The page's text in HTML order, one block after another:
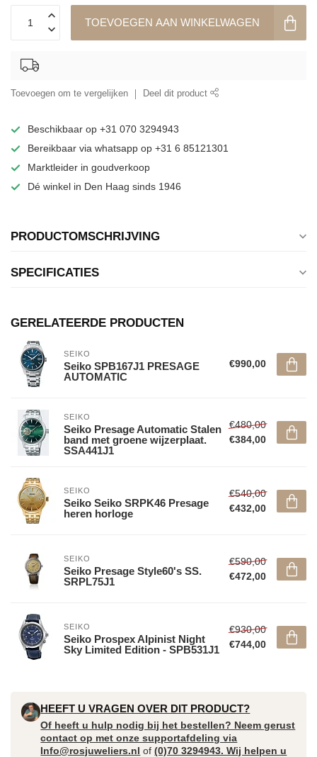
TOEVOEGEN AAN WINKELWAGEN
Toevoegen om te vergelijken Deel dit product
Beschikbaar op +31 070 3294943
Bereikbaar via whatsapp op +31 6 85121301
Marktleider in goudverkoop
Dé winkel in Den Haag sinds 1946
PRODUCTOMSCHRIJVING
SPECIFICATIES
GERELATEERDE PRODUCTEN
SEIKO
Seiko SPB167J1 PRESAGE
AUTOMATIC
€990,00
SEIKO
Seiko Presage Automatic Stalen
band met groene wijzerplaat.
SSA441J1
€480,00
€384,00
SEIKO
Seiko Seiko SRPK46 Presage
heren horloge
€540,00
€432,00
SEIKO
Seiko Presage Style60's SS.
SRPL75J1
€590,00
€472,00
SEIKO
Seiko Prospex Alpinist Night
Sky Limited Edition - SPB531J1
€930,00
€744,00
HEEFT U VRAGEN OVER DIT PRODUCT?
Of heeft u hulp nodig bij het bestellen? Neem gerust
contact op met onze supportafdeling via
Info@rosjuweliers.nl of(0)70 3294943. Wij helpen u